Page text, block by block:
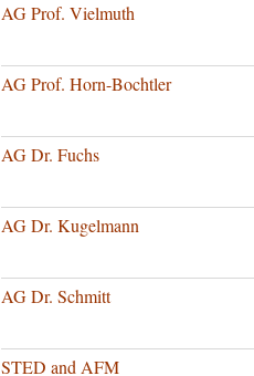
AG Prof. Vielmuth
AG Prof. Horn-Bochtler
AG Dr. Fuchs
AG Dr. Kugelmann
AG Dr. Schmitt
STED and AFM